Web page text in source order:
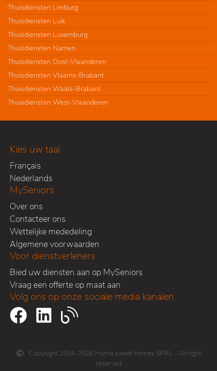
Thuisdiensten Limburg
Thuisdiensten Luik
Thuisdiensten Luxemburg
Thuisdiensten Namen
Thuisdiensten Oost-Vlaanderen
Thuisdiensten Vlaams-Brabant
Thuisdiensten Waals-Brabant
Thuisdiensten West-Vlaanderen
Kies uw taal
Français
Nederlands
MySeniors
Over ons
Contacteer ons
Wettelijke mededeling
Algemene voorwaarden
Voor dienstverleners
Bied uw diensten aan op MySeniors
Vraag een offerte op maat aan
Volg ons op onze sociale media kanalen
Copyright 2016-2026 Home sweet homes SPRL - All right
reserved